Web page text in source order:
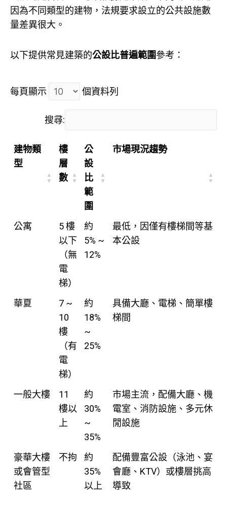
因為不同類型的建物，法規要求設立的公共設施數
量差異很大。
以下提供常見建築的公設比普遍範圍參考：
每頁顯示 個資料列
搜尋:
建物類
型
樓
層
數
公
設
比
範
圍
市場現況趨勢
公寓
5 樓
以下
（無
電
梯）
約
5% ~
12%
最低，因僅有樓梯間等基
本公設
華夏
7 ~
10
樓
（有
電
梯）
約
18%
~
25%
具備大廳、電梯、簡單樓
梯間
一般大樓
11
樓以
上
約
30%
~
35%
市場主流，配備大廳、機
電室、消防設施、多元休
閒設施
豪華大樓
或會管型
社區
不拘
約
35%
以上
配備豐富公設（泳池、宴
會廳、KTV）或樓層挑高
導致